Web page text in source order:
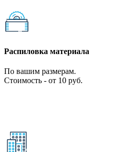
Распиловка материала
По вашим размерам.
Стоимость - от 10 руб.